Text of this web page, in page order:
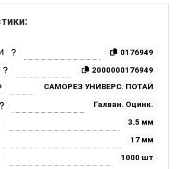
0176949
2000000176949
САМОРЕЗ УНИВЕРС. ПОТАЙ
Галван. Оцинк.
3.5 мм
17 мм
1000 шт